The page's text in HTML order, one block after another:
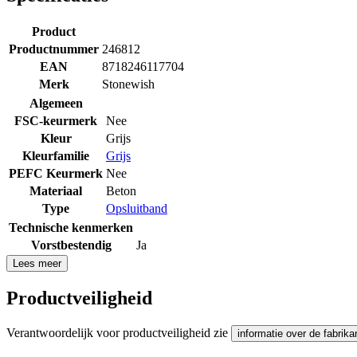
Product
Productnummer 246812
EAN
8718246117704
Merk
Stonewish
Algemeen
FSC-keurmerk
Nee
Kleur
Grijs
Kleurfamilie
Grijs
PEFC Keurmerk Nee
Materiaal
Beton
Type
Opsluitband
Technische kenmerken
Vorstbestendig
Ja
Lees meer
Productveiligheid
Verantwoordelijk voor productveiligheid zie informatie over de